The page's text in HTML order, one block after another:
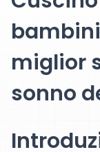
miglior
sonno